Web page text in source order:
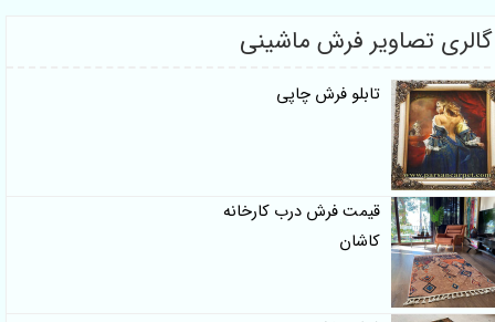
گالری تصاویر فرش ماشینی
تابلو فرش چاپی
قیمت فرش درب کارخانه
کاشان